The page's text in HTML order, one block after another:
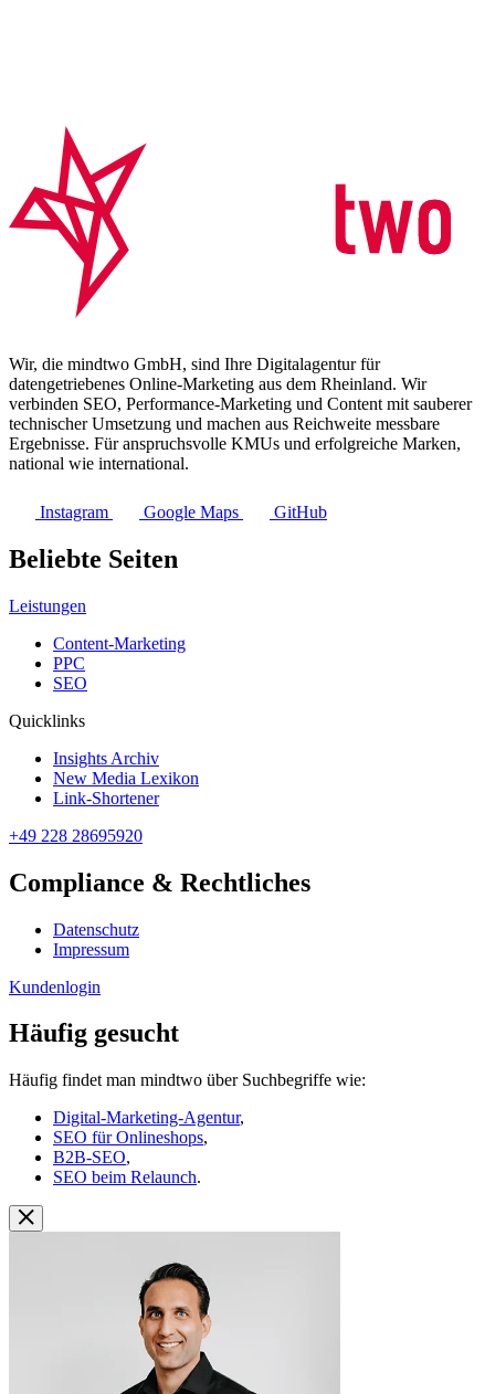
Wir, die mindtwo GmbH, sind Ihre Digitalagentur für
datengetriebenes Online-Marketing aus dem Rheinland. Wir
verbinden SEO, Performance-Marketing und Content mit sauberer
technischer Umsetzung und machen aus Reichweite messbare
Ergebnisse. Für anspruchsvolle KMUs und erfolgreiche Marken,
national wie international.
Instagram Google Maps GitHub
Beliebte Seiten
Leistungen
Content-Marketing
PPC
SEO
Quicklinks
Insights Archiv
New Media Lexikon
Link-Shortener
+49 228 28695920
Compliance & Rechtliches
Datenschutz
Impressum
Kundenlogin
Häufig gesucht
Häufig findet man mindtwo über Suchbegriffe wie:
Digital-Marketing-Agentur,
SEO für Onlineshops,
B2B-SEO,
SEO beim Relaunch.